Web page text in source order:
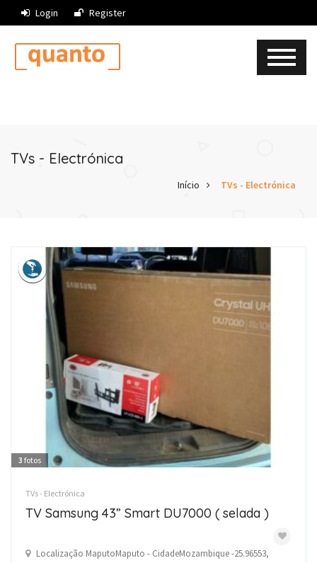
Login Register
TVs - Electrónica
Início TVs - Electrónica
3 fotos
TVs - Electrónica
TV Samsung 43” Smart DU7000 ( selada )
Localização MaputoMaputo - CidadeMozambique -25.96553,